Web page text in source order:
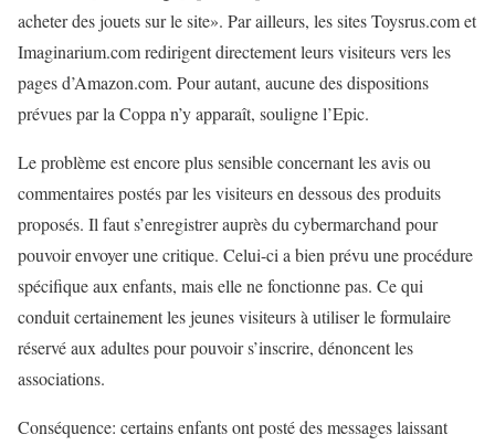
acheter des jouets sur le site». Par ailleurs, les sites Toysrus.com et
Imaginarium.com redirigent directement leurs visiteurs vers les
pages d’Amazon.com. Pour autant, aucune des dispositions
prévues par la Coppa n’y apparaît, souligne l’Epic.
Le problème est encore plus sensible concernant les avis ou
commentaires postés par les visiteurs en dessous des produits
proposés. Il faut s’enregistrer auprès du cybermarchand pour
pouvoir envoyer une critique. Celui-ci a bien prévu une procédure
spécifique aux enfants, mais elle ne fonctionne pas. Ce qui
conduit certainement les jeunes visiteurs à utiliser le formulaire
réservé aux adultes pour pouvoir s’inscrire, dénoncent les
associations.
Conséquence: certains enfants ont posté des messages laissant